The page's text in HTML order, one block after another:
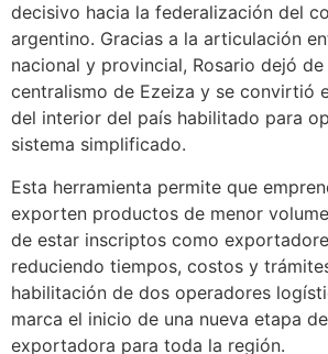
decisivo hacia la federalización del
argentino. Gracias a la articulación
nacional y provincial, Rosario dejó
centralismo de Ezeiza y se convirtió
del interior del país habilitado para
sistema simplificado.
Esta herramienta permite que
exporten productos de menor
de estar inscriptos como
reduciendo tiempos, costos y
habilitación de dos operadores
marca el inicio de una nueva etapa
exportadora para toda la región.